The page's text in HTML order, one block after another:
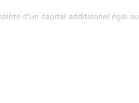
d’un capital additionnel égal au